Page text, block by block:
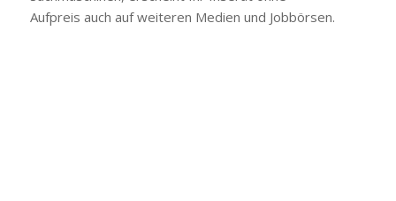
Aufpreis auch auf weiteren Medien und Jobbörsen.